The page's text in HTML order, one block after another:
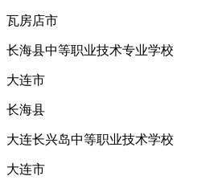
瓦房店市
长海县中等职业技术专业学校
大连市
长海县
大连长兴岛中等职业技术学校
大连市